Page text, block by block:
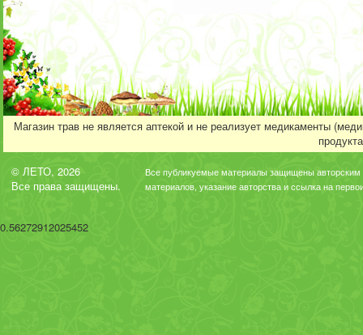
Магазин трав не является аптекой и не реализует медикаменты
© ЛЕТО, 2026
Все права защищены.
Все публикуемые материалы защищены авторским
материалов, указание авторства и ссылка на
0.56272912025452